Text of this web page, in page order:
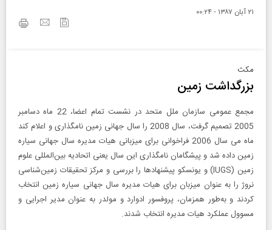
۲۱ آبان ۱۳۸۷ - ۰۰:۲۴
مکث
بزرگداشت زمین‌
مجمع عمومی سازمان ملل متحد در نشست تمام اعضا، 22 ماه دسامبر
2005 تصمیم گرفت، سال 2008 را سال جهانی زمین نامگذاری و اعلام کند
ماه می سال 2006 فراخوانی برای میزبانی هیات مدیره سال جهانی سیاره
زمین داده شد و پیشگامان نامگذاری این سال یعنی اتحادیه بین‌المللی علوم
زمین‌ (IUGS) و یونسکو پیشنهادها را بررسی و مرکز تحقیقات زمین‌شناسی
نروژ را به عنوان میزبان برای هیات مدیره سال جهانی سیاره زمین انتخاب
کردند و به‌طور همزمان، پروفسور ادوارد و مولدر به عنوان مدیر اجرایی و
مسوول عملکرد هیات مدیره انتخاب شدند.